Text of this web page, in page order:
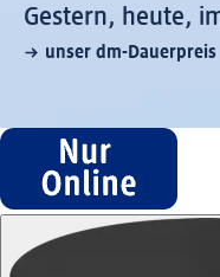
Gestern, heute,
unser dm-Dauerpreis